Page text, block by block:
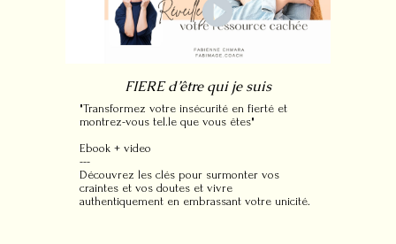
FIERE d’être qui je suis
"Transformez votre insécurité en fierté et
montrez-vous tel.le que vous êtes"
Ebook + video
---
Découvrez les clés pour surmonter vos
craintes et vos doutes et vivre
authentiquement en embrassant votre unicité.